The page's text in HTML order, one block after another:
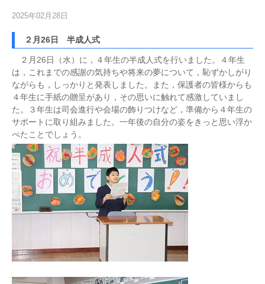
2025年02月28日
２月26日 半成人式
２月26日（水）に，４年生の半成人式を行いました。４年生
は，これまでの感謝の気持ちや将来の夢について，恥ずかしがり
ながらも，しっかりと発表しました。また，保護者の皆様からも
４年生に手紙の贈呈があり，その思いに触れて感激していまし
た。３年生は司会進行や会場の飾りつけなど，準備から４年生の
サポートに取り組みました。一年後の自分の姿をきっと思い浮か
べたことでしょう。